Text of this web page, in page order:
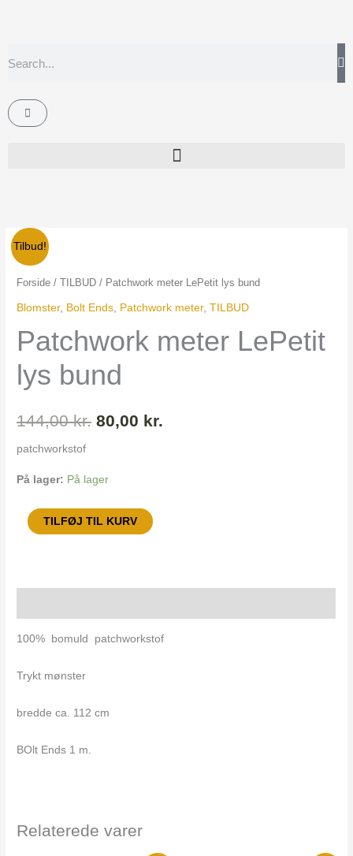
Kurv
Tilbud!
Forside / TILBUD / Patchwork meter LePetit lys bund
Blomster, Bolt Ends, Patchwork meter,TILBUD
Patchwork meter LePetit
lys bund
144,00kr.
oprindelige
pris
var:
144,00 kr..
80,00 kr.
aktuelle
pris
er:
patchworkstof
På lager: På lager
Patchwork
meter
LePetit
lys
antal
TILFØJ TIL KURV
100% bomuld patchworkstof
Trykt mønster
bredde ca. 112 cm
BOlt Ends 1 m.
Relaterede varer